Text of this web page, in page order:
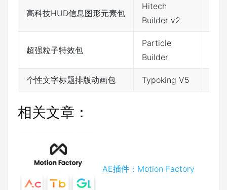
高科技HUD信息图形元素包
Hitech
Builder v2
超强粒子特效包
Particle
Builder
个性文字标题排版动画包 Typoking V5
相关文章：
AE插件：Motion Factory